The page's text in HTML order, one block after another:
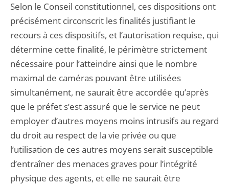
Selon le Conseil constitutionnel, ces dispositions ont
précisément circonscrit les finalités justifiant le
recours à ces dispositifs, et l’autorisation requise, qui
détermine cette finalité, le périmètre strictement
nécessaire pour l’atteindre ainsi que le nombre
maximal de caméras pouvant être utilisées
simultanément, ne saurait être accordée qu’après
que le préfet s’est assuré que le service ne peut
employer d’autres moyens moins intrusifs au regard
du droit au respect de la vie privée ou que
l’utilisation de ces autres moyens serait susceptible
d’entraîner des menaces graves pour l’intégrité
physique des agents, et elle ne saurait être